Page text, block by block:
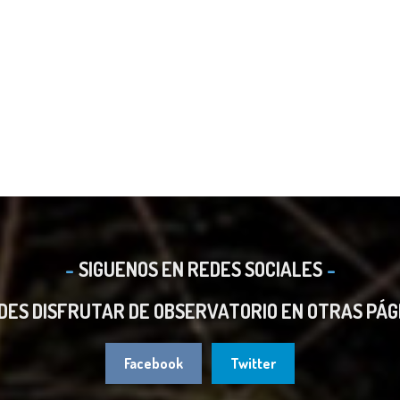
SIGUENOS EN REDES SOCIALES
DISFRUTAR DE OBSERVATORIO EN OTRAS
Facebook Twitter